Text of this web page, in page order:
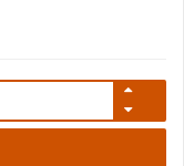
5390